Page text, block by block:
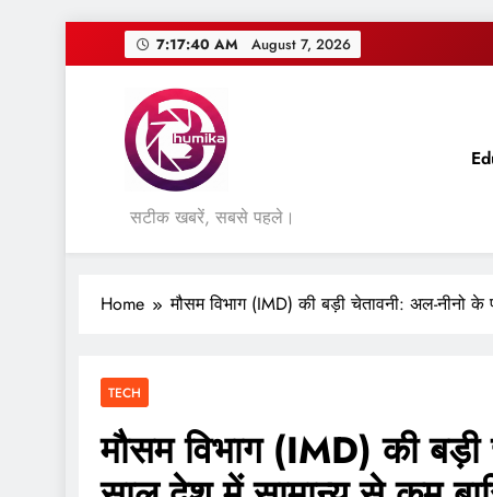
to
7:17:41 AM August 7, 2026
सटीक खबरें, सबसे पहले।
Home मौसम विभाग (IMD) की बड़ी चेतावनी: अल-नीनो
TECH
मौसम विभाग (IMD) की